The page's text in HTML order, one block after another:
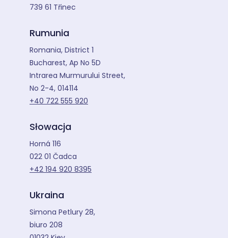
739 61 Třinec
Rumunia
Romania, District 1
Bucharest, Ap No 5D
Intrarea Murmurului Street,
No 2-4, 014114
+40 722 555 920
Słowacja
Horná 116
022 01 Čadca
+42 194 920 8395
Ukraina
Simona Petlury 28,
biuro 208